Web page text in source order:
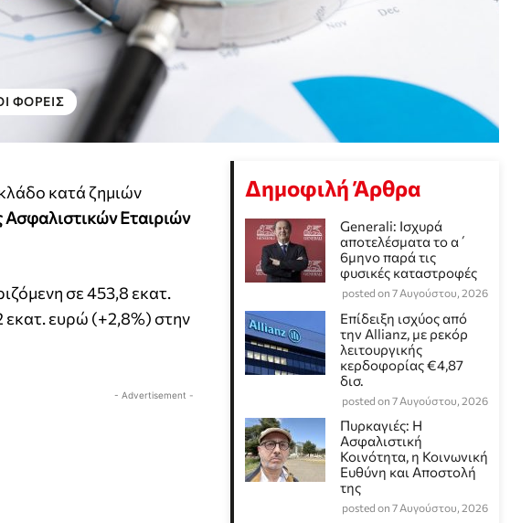
ΦΟΡΕΊΣ
κατά ζημιών
Εταιριών
σε 453,8 εκατ.
εκατ. ευρώ (+2,8%) στην
- Advertisement -
Δημοφιλή Άρθρα
Generali: Ισχυρά
αποτελέσματα το α΄
6μηνο παρά τις
φυσικές καταστροφές
posted on 7 Αυγούστου, 2026
Επίδειξη ισχύος από
την Allianz, με ρεκόρ
λειτουργικής
κερδοφορίας €4,87
δισ.
posted on 7 Αυγούστου, 2026
Πυρκαγιές: Η
Ασφαλιστική
Κοινότητα, η Κοινωνική
Ευθύνη και Αποστολή
της
posted on 7 Αυγούστου, 2026